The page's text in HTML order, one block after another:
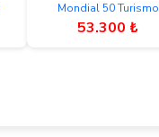
Mondial 50 Turismo
53.300 ₺